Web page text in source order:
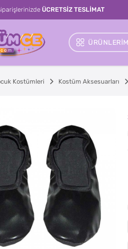
ÜCRETSİZ TESLİMAT
Kostümleri Kostüm Aksesuarları